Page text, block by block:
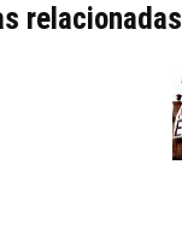
relacionadas